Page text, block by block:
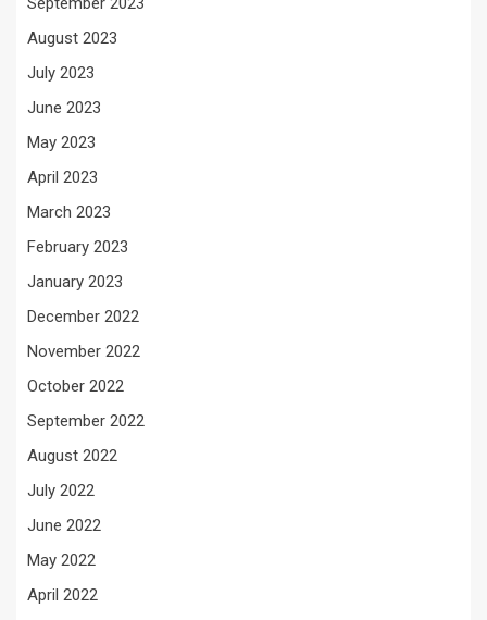
August 2023
July 2023
June 2023
May 2023
April 2023
March 2023
February 2023
January 2023
December 2022
November 2022
October 2022
September 2022
August 2022
July 2022
June 2022
May 2022
April 2022